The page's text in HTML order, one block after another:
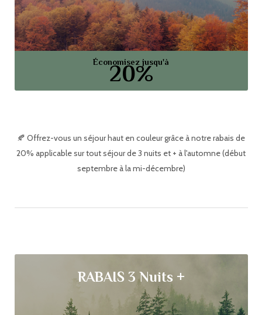
Économisez jusqu'à
20%
🍂 Offrez-vous un séjour haut en couleur grâce à notre rabais de
20% applicable sur tout séjour de 3 nuits et + à l'automne (début
septembre à la mi-décembre)
RABAIS 3 Nuits +